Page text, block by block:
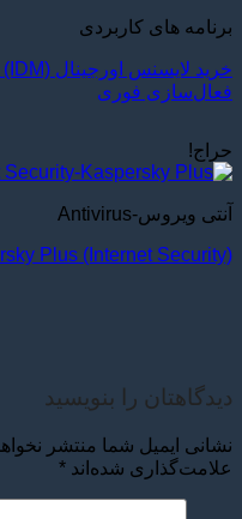
برنامه های کاربردی
فعال‌سازی فوری
حراج!
آنتی ویروس-Antivirus
Plus (Internet Security)
دیدگاهتان را بنویسید
نشانی ایمیل شما منتشر
علامت‌گذاری شده‌اند *